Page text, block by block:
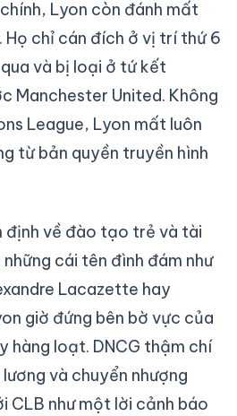
Lyon còn đánh mất
Họ chỉ cán đích ở vị trí thứ 6
và bị loại ở tứ kết
Manchester United. Không
League, Lyon mất luôn
từ bản quyền truyền hình
định về đào tạo trẻ và tài
cái tên đình đám như
Lacazette hay
giờ đứng bên bờ vực của
hàng loạt. DNCG thậm chí
và chuyển nhượng
CLB như một lời cảnh báo